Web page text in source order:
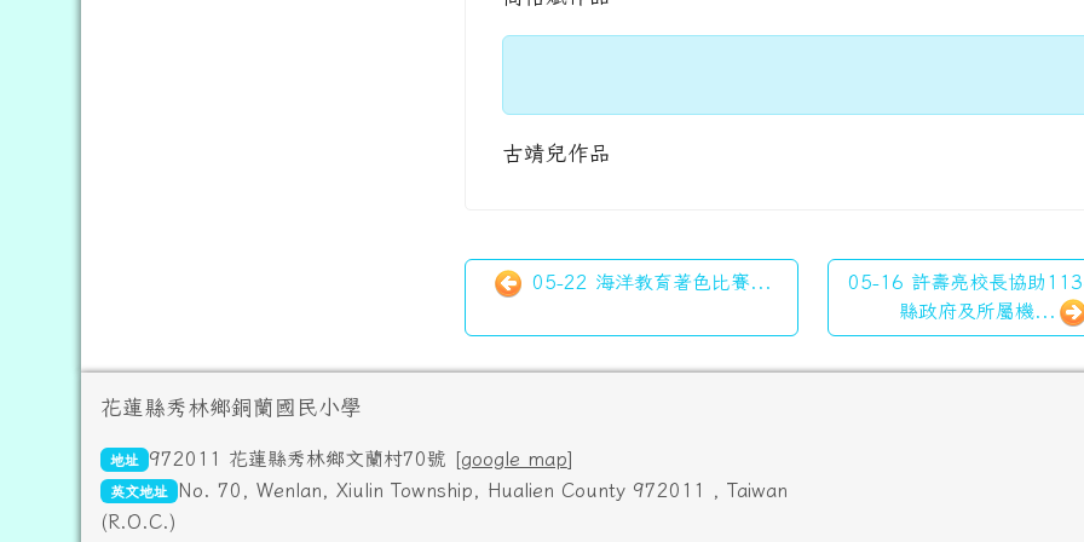
古靖兒作品
05-22 海洋教育著色比賽...
05-16 許壽亮校長協助
縣政府及所屬機...
頁尾區域內容
花蓮縣秀林鄉銅蘭國民小學
地址 972011 花蓮縣秀林鄉文蘭村70號 [google map]
英文地址
No. 70, Wenlan, Xiulin Township, Hualien County 972011 , Taiwan
(R.O.C.)